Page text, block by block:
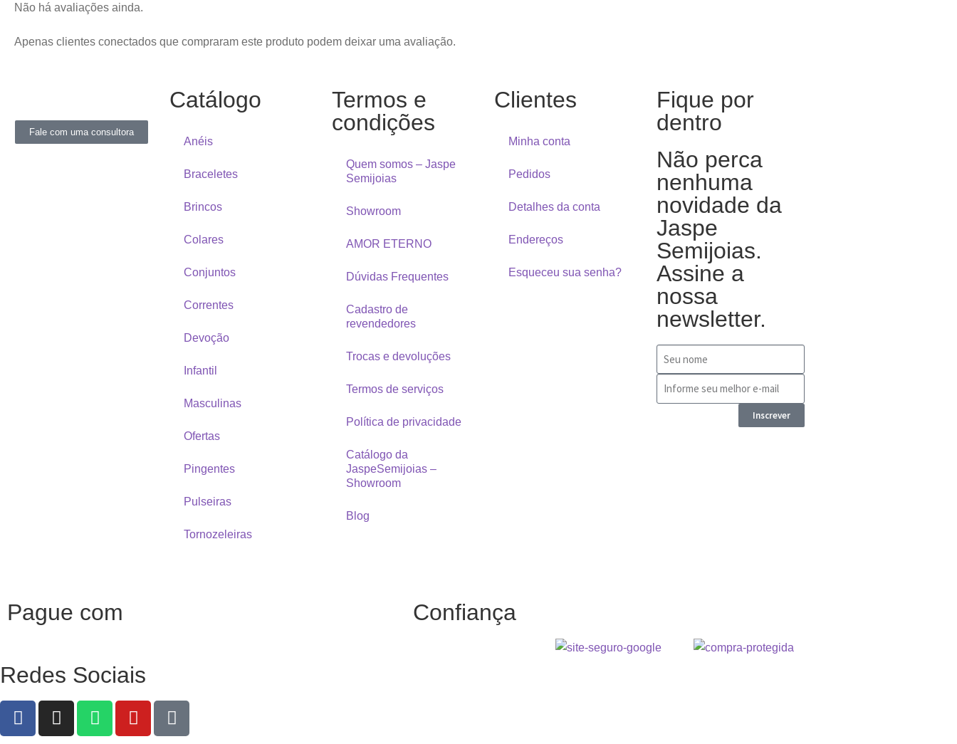
Não há avaliações ainda.
Apenas clientes conectados que compraram este produto podem deixar uma avaliação.
Fale com uma consultora
Catálogo
Anéis
Braceletes
Brincos
Colares
Conjuntos
Correntes
Devoção
Infantil
Masculinas
Ofertas
Pingentes
Pulseiras
Tornozeleiras
Termos e
condições
Quem somos – Jaspe
Semijoias
Showroom
AMOR ETERNO
Dúvidas Frequentes
Cadastro de
revendedores
Trocas e devoluções
Termos de serviços
Política de privacidade
Catálogo da
JaspeSemijoias –
Showroom
Blog
Clientes
Minha conta
Pedidos
Detalhes da conta
Endereços
Esqueceu sua senha?
Fique por
dentro
Não perca
nenhuma
novidade da
Jaspe
Semijoias.
Assine a
nossa
newsletter.
Inscrever
Pague com Confiança
Redes Sociais